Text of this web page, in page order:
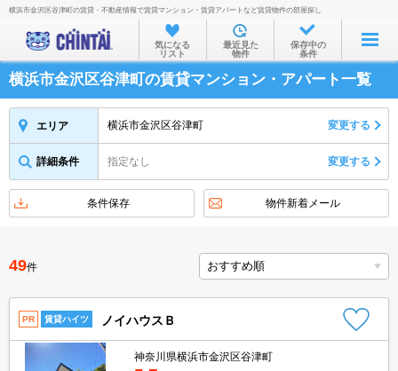
お部屋を探す
沿線・駅から
住所から
家賃相場から
物件特集から
不動産会社から
TOP
横浜市金沢区谷津町の賃貸・不動産情報で賃貸マンション・賃貸アパートなど賃貸物件の部屋探し
気になる
リスト
最近見た
物件
保存中の
条件
横浜市金沢区谷津町の賃貸マンション・アパート一覧
エリア 横浜市金沢区谷津町 変更する
詳細条件 指定なし 変更する
条件保存 物件新着メール
49件
PR 賃貸ハイツ ノイハウスＢ
神奈川県横浜市金沢区谷津町